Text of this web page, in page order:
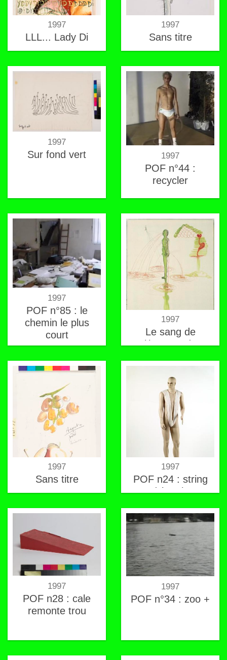
1997
LLL... Lady Di
1997
Sans titre
1997
Sur fond vert 1997
POF n°44 :
recycler
1997
POF n°85 : le
chemin le plus
court
1997
Le sang de
l'homme de
1997
Sans titre
1997
POF n24 : string
d'épaule
1997
POF n28 : cale
remonte trou
1997
POF n°34 : zoo +